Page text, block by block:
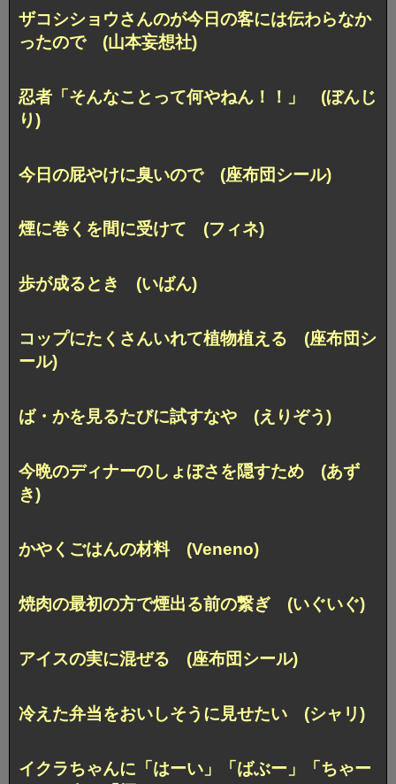
ザコシショウさんのが今日の客には伝わらなか
ったので (山本妄想社)
忍者「そんなことって何やねん！！」 (ぼんじ
り)
今日の屁やけに臭いので (座布団シール)
煙に巻くを間に受けて (フィネ)
歩が成るとき (いばん)
コップにたくさんいれて植物植える (座布団シ
ール)
ば・かを見るたびに試すなや (えりぞう)
今晩のディナーのしょぼさを隠すため (あず
き)
かやくごはんの材料 (Veneno)
焼肉の最初の方で煙出る前の繋ぎ (いぐいぐ)
アイスの実に混ぜる (座布団シール)
冷えた弁当をおいしそうに見せたい (シャリ)
イクラちゃんに「はーい」「ばぶー」「ちゃー